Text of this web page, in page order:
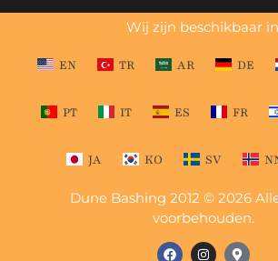
Wij zijn beschikbaar
EN TR AR DE
PT IT ES FR
JA KO SV
Dune Bashing 2012 © 2026
voorbehouden.